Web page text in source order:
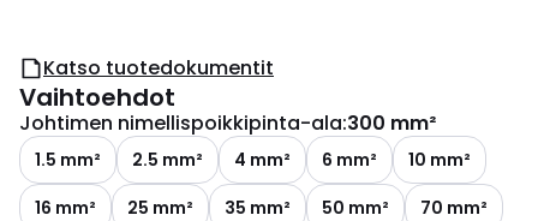
Katso tuotedokumentit
Vaihtoehdot
Johtimen nimellispoikkipinta-ala:300 mm²
1.5 mm² 2.5 mm² 4 mm² 6 mm²
10 mm²
16 mm²
25 mm² 35 mm² 50 mm²
70 mm²